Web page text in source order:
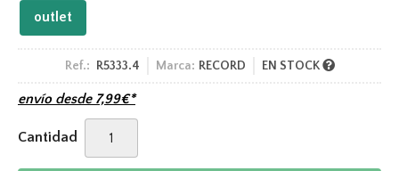
outlet
Ref.: R5333.4 Marca: RECORD EN STOCK
envío desde 7,99€*
Cantidad